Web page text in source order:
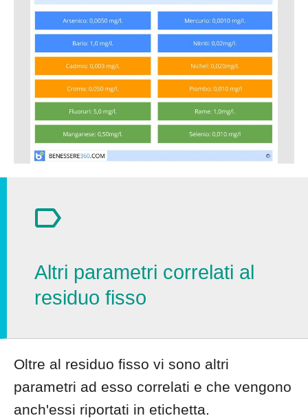
Altri parametri correlati al
residuo fisso
Oltre al residuo fisso vi sono altri
parametri ad esso correlati e che vengono
anch'essi riportati in etichetta.